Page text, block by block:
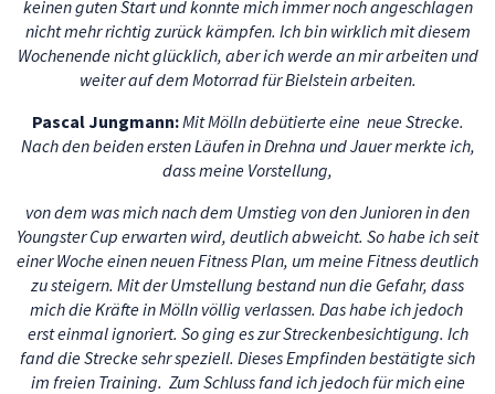
keinen guten Start und konnte mich immer noch angeschlagen
nicht mehr richtig zurück kämpfen. Ich bin wirklich mit diesem
Wochenende nicht glücklich, aber ich werde an mir arbeiten und
weiter auf dem Motorrad für Bielstein arbeiten.
Pascal Jungmann:Mit Mölln debütierte eine neue Strecke.
Nach den beiden ersten Läufen in Drehna und Jauer merkte ich,
dass meine Vorstellung,
von dem was mich nach dem Umstieg von den Junioren in den
Youngster Cup erwarten wird, deutlich abweicht. So habe ich seit
einer Woche einen neuen Fitness Plan, um meine Fitness deutlich
zu steigern. Mit der Umstellung bestand nun die Gefahr, dass
mich die Kräfte in Mölln völlig verlassen. Das habe ich jedoch
erst einmal ignoriert. So ging es zur Streckenbesichtigung. Ich
fand die Strecke sehr speziell. Dieses Empfinden bestätigte sich
im freien Training. Zum Schluss fand ich jedoch für mich eine